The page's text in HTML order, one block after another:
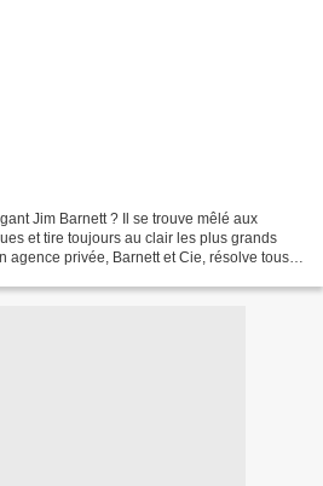
Jim Barnett ? Il se trouve mêlé aux
et tire toujours au clair les plus grands
agence privée, Barnett et Cie, résolve tous